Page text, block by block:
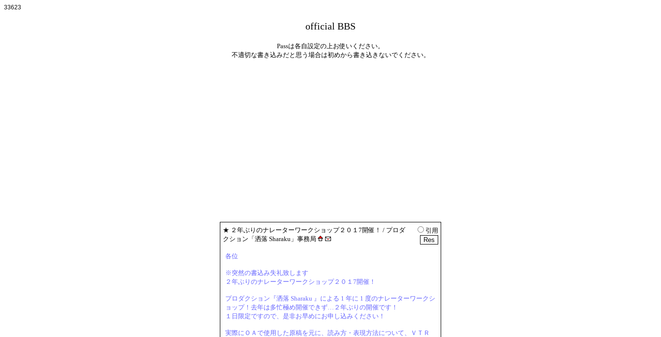
33623
official BBS
Passは各自設定の上お使いください。
不適切な書き込みだと思う場合は初めから書き込きないでください。
★ ２年ぶりのナレーターワークショップ２０１7開催！ / プロダ
クション「洒落 Sharaku」事務局
引用
各位
※突然の書込み失礼致します
２年ぶりのナレーターワークショップ２０１7開催！
プロダクション『洒落 Sharaku 』による 1 年に 1 度のナレーターワークシ
ョップ！去年は多忙極め開催できず…２年ぶりの開催です！
１日限定ですので、是非お早めにお申し込みください！
実際にＯＡで使用した原稿を元に、読み方・表現方法について、ＶＴＲ